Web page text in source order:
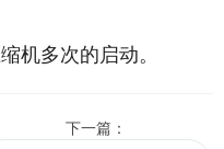
多次的启动。
下一篇：